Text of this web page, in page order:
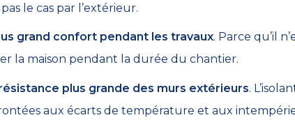
pas le cas par l’extérieur.
grand confort pendant les travaux. Parce qu’il
la maison pendant la durée du chantier.
plus grande des murs extérieurs.
aux écarts de température et aux